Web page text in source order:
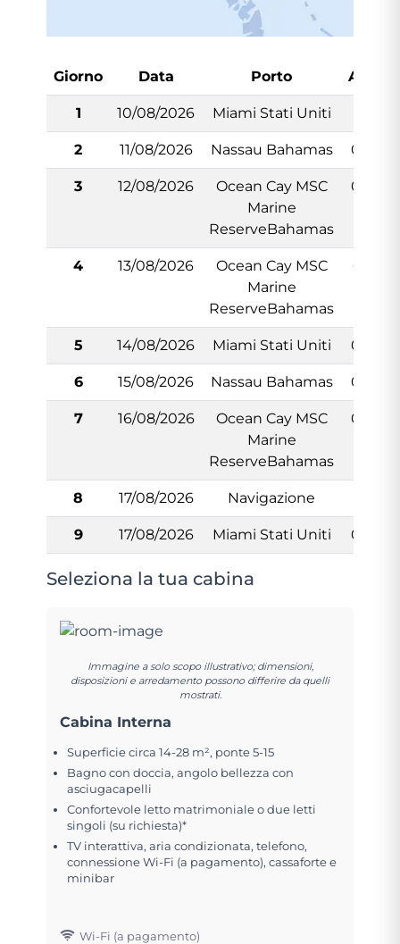
Giorno Data Porto Arrivo
1 10/08/2026 Miami Stati Uniti
2 11/08/2026 Nassau Bahamas 08:00
3 12/08/2026
Ocean Cay MSC
Marine
ReserveBahamas
07:00
4 13/08/2026
Ocean Cay MSC
Marine
ReserveBahamas
00:01
5 14/08/2026 Miami Stati Uniti 07:00
6 15/08/2026 Nassau Bahamas 09:00
7 16/08/2026
Ocean Cay MSC
Marine
ReserveBahamas
08:00
8 17/08/2026 Navigazione
9 17/08/2026 Miami Stati Uniti 07:00
Seleziona la tua cabina
Immagine a solo scopo illustrativo; dimensioni,
disposizioni e arredamento possono differire da quelli
mostrati.
Cabina Interna
Superficie circa 14-28 m², ponte 5-15
Bagno con doccia, angolo bellezza con
asciugacapelli
Confortevole letto matrimoniale o due letti
singoli (su richiesta)*
TV interattiva, aria condizionata, telefono,
connessione Wi-Fi (a pagamento), cassaforte e
minibar
Wi-Fi (a pagamento)